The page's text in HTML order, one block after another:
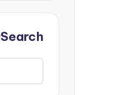
Search